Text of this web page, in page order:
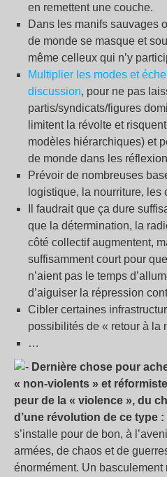
en remettent une couche.
Dans les manifs sauvages
de monde se masque et
même celleux qui n’y
Multiplier les modes et
discussion, pour ne pas
partis/syndicats/figures
limitent la révolte et
modèles hiérarchiques) et
de monde dans les
Prévoir de nombreuses
logistique, la nourriture,
Il faudrait que ça dure
que la détermination, la
côté collectif augmentent,
suffisamment court pour
n’aient pas le temps
d’aiguiser la répression
Cibler certaines
possibilités de « retour à la
…
Dernière chose pour
« non-violents » et
peur de la « violence », du
d’une révolution de ce type :
s’installe pour de bon, à
armées, de chaos et de
énormément. Un basculement